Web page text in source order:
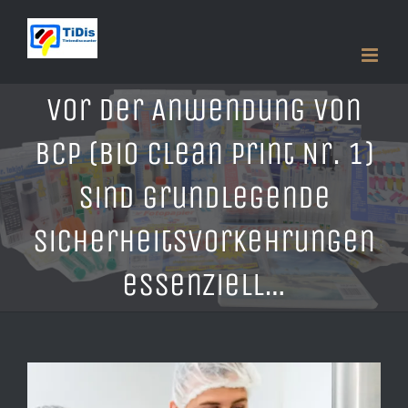
Inhalt
Vor der Anwendung von
BCP (Bio Clean Print Nr. 1)
sind grundlegende
Sicherheitsvorkehrungen
essenziell…
grösseres